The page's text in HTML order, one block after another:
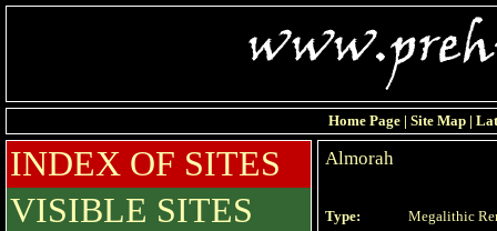
Home Page | Site Map |
INDEX OF SITES
VISIBLE SITES
Almorah
Type:
Megalithic